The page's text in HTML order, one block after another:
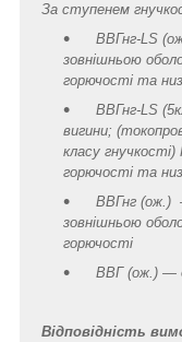
За ступенем
ВВГнг-LS
зовнішньою
горючості та
ВВГнг-LS
вигини;
класу
горючості та
ВВГнг (ож.) —
зовнішньою
горючості
ВВГ (ож.) —
Відповідність